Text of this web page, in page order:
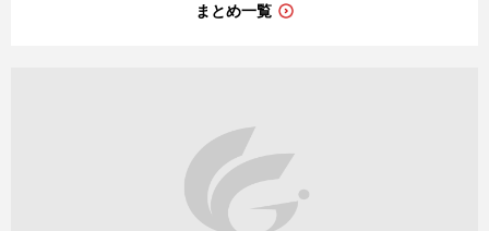
まとめ一覧